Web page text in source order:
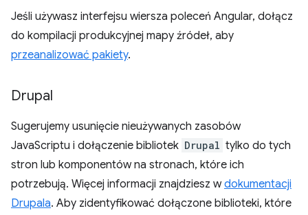
Jeśli używasz interfejsu wiersza poleceń Angular, dołącz
do kompilacji produkcyjnej mapy źródeł, aby
przeanalizować pakiety.
Drupal
Sugerujemy usunięcie nieużywanych zasobów
JavaScriptu i dołączenie bibliotek Drupal tylko do tych
stron lub komponentów na stronach, które ich
potrzebują. Więcej informacji znajdziesz wdokumentacji
Drupala. Aby zidentyfikować dołączone biblioteki, które